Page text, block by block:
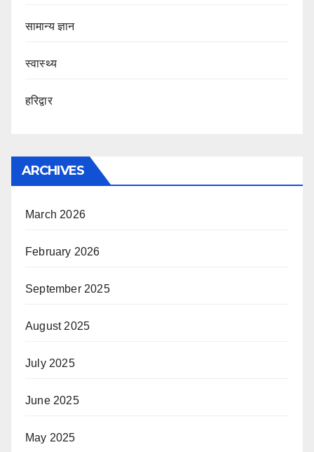
सामान्य ज्ञान
स्वास्थ्य
हरिद्वार
ARCHIVES
March 2026
February 2026
September 2025
August 2025
July 2025
June 2025
May 2025